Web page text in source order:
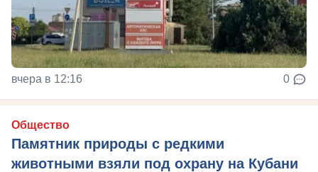
вчера в 12:16 0
Общество
Памятник природы с редкими
животными взяли под охрану на Кубани